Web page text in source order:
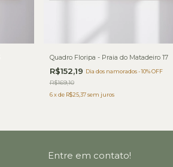
Quadro Floripa - Praia do Matadeiro 17
R$152,19 Dia dos namorados - 10% OFF
R$169,10
6 xde R$25,37 sem juros
Entre em contato!